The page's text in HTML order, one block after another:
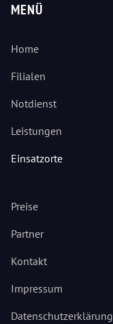
MENÜ
Home
Filialen
Notdienst
Leistungen
Einsatzorte
Preise
Partner
Kontakt
Impressum
Datenschutzerklärung